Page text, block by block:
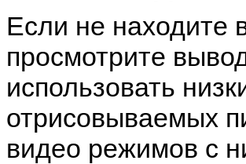
Если не находите
просмотрите
использовать
отрисовываемых
видео режимов с